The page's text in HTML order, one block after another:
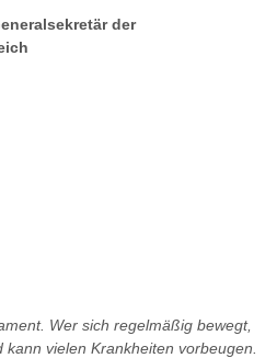
der
Wer sich regelmäßig bewegt,
vielen Krankheiten vorbeugen.